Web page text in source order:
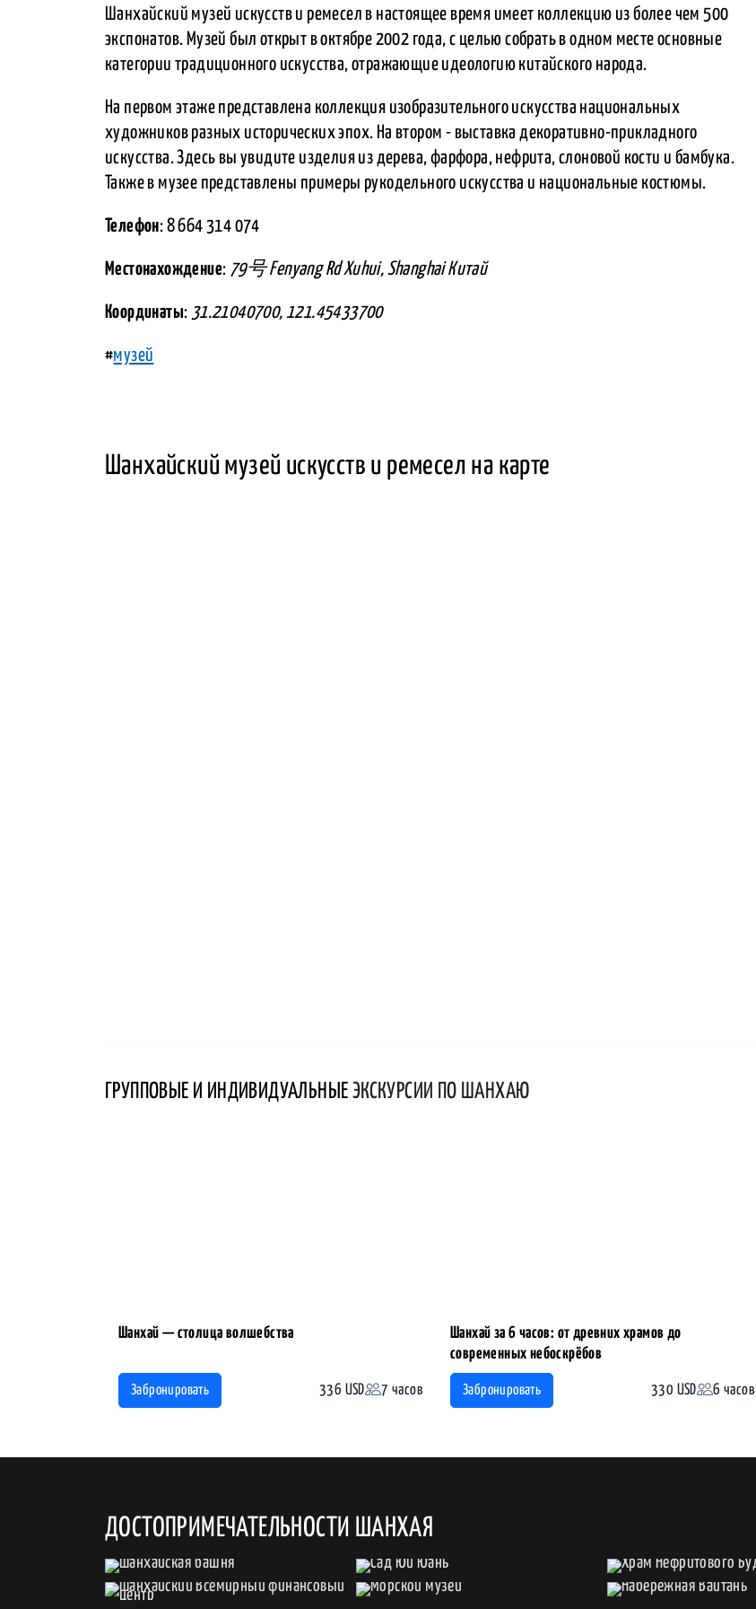
Шанхайский музей искусств и ремесел в настоящее время имеет коллекцию из более чем 500
экспонатов. Музей был открыт в октябре 2002 года, с целью собрать в одном месте основные
категории традиционного искусства, отражающие идеологию китайского народа.
На первом этаже представлена коллекция изобразительного искусства национальных
художников разных исторических эпох. На втором - выставка декоративно-прикладного
искусства. Здесь вы увидите изделия из дерева, фарфора, нефрита, слоновой кости и бамбука.
Также в музее представлены примеры рукодельного искусства и национальные костюмы.
Телефон: 8 664 314 074
Местонахождение: 79号 Fenyang Rd Xuhui, Shanghai Китай
Координаты: 31.21040700, 121.45433700
#музей
Шанхайский музей искусств и ремесел на карте
ГРУППОВЫЕ И ИНДИВИДУАЛЬНЫЕ ЭКСКУРСИИ ПО ШАНХАЮ
Шанхай — столица волшебства
Забронировать 336 USD 7 часов
Шанхай за 6 часов: от древних храмов до
современных небоскрёбов
Забронировать 330 USD 6 часов
ДОСТОПРИМЕЧАТЕЛЬНОСТИ ШАНХАЯ